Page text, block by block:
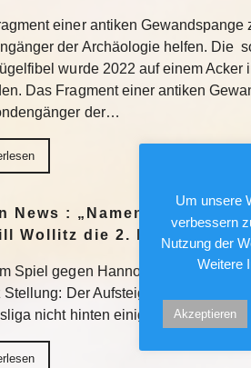
einer antiken Gewandspange
der Archäologie helfen. Die
wurde 2022 auf einem Acker
Das Fragment einer antiken
der…
News : „Namen machen,
Wollitz die 2. Bundesliga
Spiel gegen Hannover 96 bezieht
Stellung: Der Aufsteiger wird sich
nicht hinten einigeln. Weiterlesen
Um unsere
verbessern
Nutzung der
Weitere
Akzeptieren